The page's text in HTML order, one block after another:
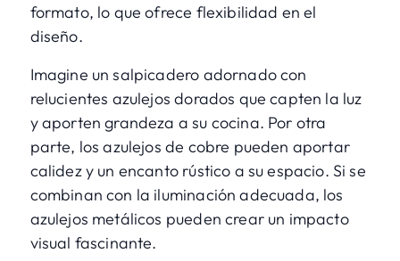
formato, lo que ofrece flexibilidad en el
diseño.
Imagine un salpicadero adornado con
relucientes azulejos dorados que capten la luz
y aporten grandeza a su cocina. Por otra
parte, los azulejos de cobre pueden aportar
calidez y un encanto rústico a su espacio. Si se
combinan con la iluminación adecuada, los
azulejos metálicos pueden crear un impacto
visual fascinante.